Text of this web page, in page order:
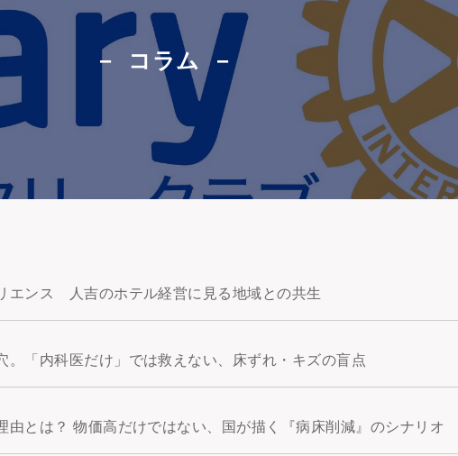
コラム
エンス 人吉のホテル経営に見る地域との共生
。「内科医だけ」では救えない、床ずれ・キズの盲点
由とは？ 物価高だけではない、国が描く『病床削減』のシナリオ